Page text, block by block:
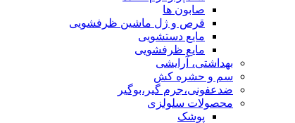
صابون ها
قرص و ژل ماشین ظرفشویی
مایع دستشویی
مایع ظرفشویی
بهداشتی، آرایشی
سم و حشره کش
ضدعفونی،جرم گیر،بوگیر
محصولات سلولزی
پوشک